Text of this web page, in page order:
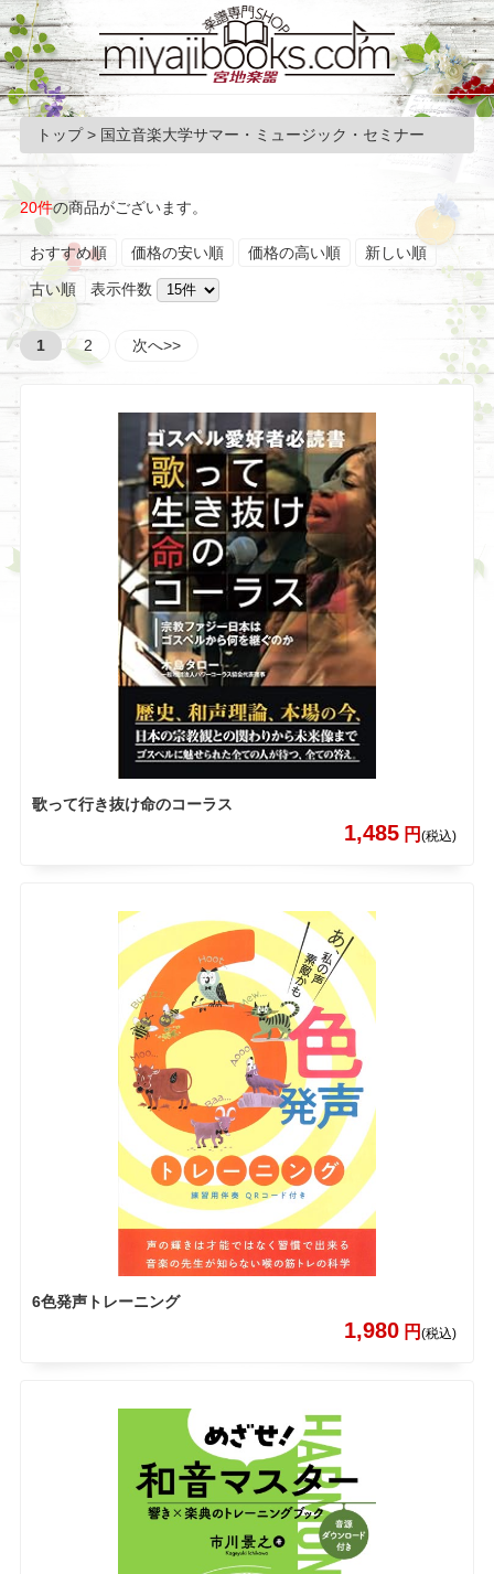
トップ> 国立音楽大学サマー・ミュージック・セミナー
20件の商品がございます。
おすすめ順 価格の安い順 価格の高い順 新しい順
古い順 表示件数
1 2 次へ>>
歌って行き抜け命のコーラス
1,485 円(税込)
6色発声トレーニング
1,980 円(税込)